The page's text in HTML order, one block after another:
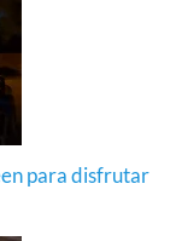
para disfrutar